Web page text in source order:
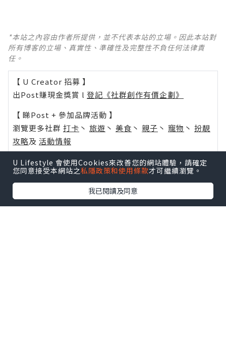
*本站之內容由作者所提供，並不代表本站的立場。因此本站對
所有博客的立場、真實性、準確性及完整性不負任何法律責
任。
【 U Creator 招募 】
出Post賺現金獎賞 l 登記《社群創作有價企劃》
【 睇Post + 參加品牌活動 】
瀏覽更多社群 打卡 丶 旅遊 丶 美食 丶 親子 丶 寵物 丶 扮靚
攻略及 活動情報
U Blog開咗WhatsApp啦！發掘更多吃喝玩樂資訊！
Follow 我哋！
U Lifestyle 會使用Cookies來改善您的網站體驗，請確定
您同意接受本網站之私隱政策和使用條款才可繼續瀏覽。
我已閱讀及同意